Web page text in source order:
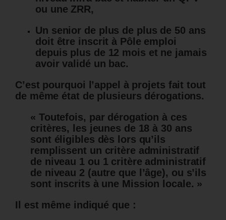
ou une ZRR,
Un senior de plus de plus de 50 ans
doit être inscrit à Pôle emploi
depuis plus de 12 mois et ne jamais
avoir validé un bac.
C’est pourquoi l’appel à projets fait tout
de même état de plusieurs dérogations.
« Toutefois, par dérogation à ces
critères, les jeunes de 18 à 30 ans
sont éligibles dès lors qu’ils
remplissent un critère administratif
de niveau 1 ou 1 critère administratif
de niveau 2 (autre que l’âge), ou s’ils
sont inscrits à une Mission locale. »
Il est même indiqué que :